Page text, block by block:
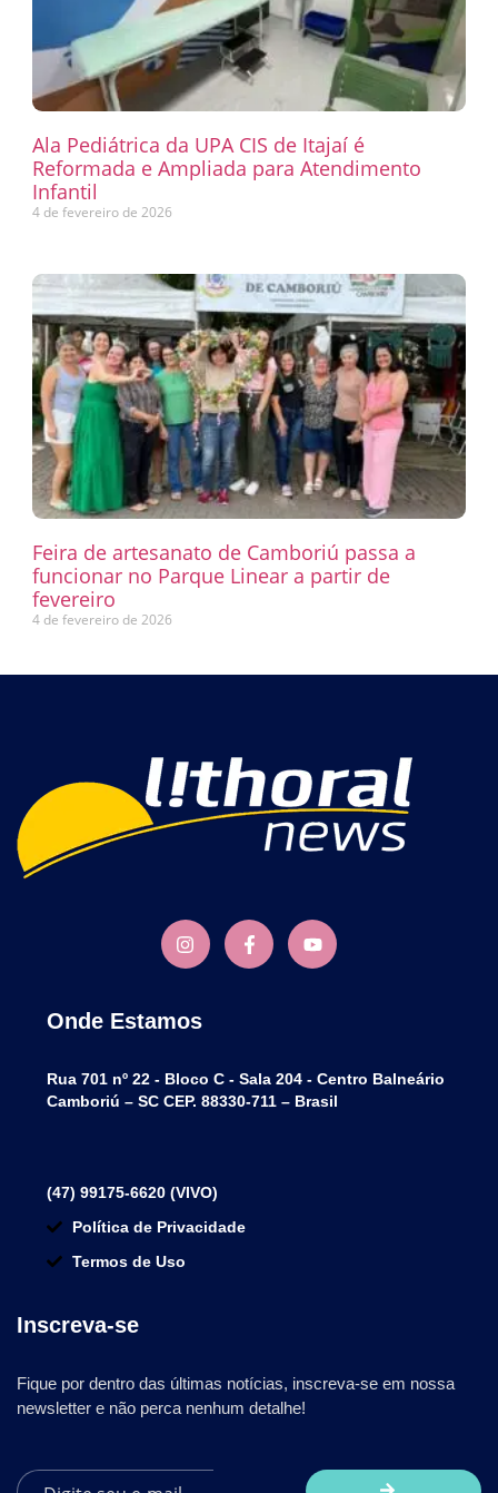
Ala Pediátrica da UPA CIS de Itajaí é
Reformada e Ampliada para Atendimento
Infantil
4 de fevereiro de 2026
Feira de artesanato de Camboriú passa a
funcionar no Parque Linear a partir de
fevereiro
4 de fevereiro de 2026
Onde Estamos
Rua 701 nº 22 - Bloco C - Sala 204 - Centro Balneário
Camboriú – SC CEP. 88330-711 – Brasil
(47) 99175-6620 (VIVO)
Política de Privacidade
Termos de Uso
Inscreva-se
Fique por dentro das últimas notícias, inscreva-se em nossa
newsletter e não perca nenhum detalhe!